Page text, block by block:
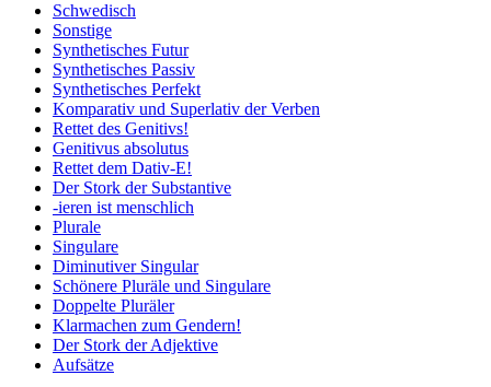
Schwedisch
Sonstige
Synthetisches Futur
Synthetisches Passiv
Synthetisches Perfekt
Komparativ und Superlativ der Verben
Rettet des Genitivs!
Genitivus absolutus
Rettet dem Dativ-E!
Der Stork der Substantive
-ieren ist menschlich
Plurale
Singulare
Diminutiver Singular
Schönere Pluräle und Singulare
Doppelte Pluräler
Klarmachen zum Gendern!
Der Stork der Adjektive
Aufsätze